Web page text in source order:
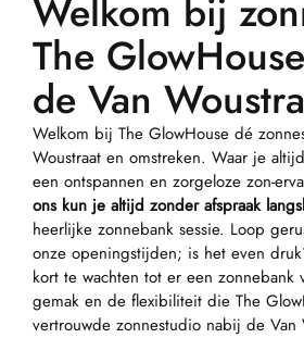
Welkom bij
The
de Van
Welkom bij The GlowHouse dé
Woustraat en omstreken. Waar je
een ontspannen en zorgeloze zon-
ons kun je altijd zonder afspraak
heerlijke zonnebank sessie. Loop
onze openingstijden; is het even
kort te wachten tot er een
gemak en de flexibiliteit die The
vertrouwde zonnestudio nabij de Van